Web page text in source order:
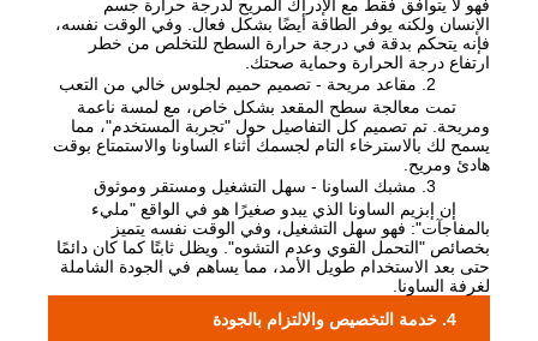
فهو لا يتوافق فقط مع الإدراك المريح لدرجة حرارة جسم
الإنسان ولكنه يوفر الطاقة أيضًا بشكل فعال. وفي الوقت نفسه،
فإنه يتحكم بدقة في درجة حرارة السطح للتخلص من خطر
ارتفاع درجة الحرارة وحماية صحتك.
2. مقاعد مريحة - تصميم حميم لجلوس خالي من التعب
تمت معالجة سطح المقعد بشكل خاص، مع لمسة ناعمة
ومريحة. تم تصميم كل التفاصيل حول "تجربة المستخدم"، مما
يسمح لك بالاسترخاء التام لجسمك أثناء الساونا والاستمتاع بوقت
هادئ ومريح.
3. مشبك الساونا - سهل التشغيل ومستقر وموثوق
إن إبزيم الساونا الذي يبدو صغيرًا هو في الواقع "مليء
بالمفاجآت": فهو سهل التشغيل، وفي الوقت نفسه يتميز
بخصائص "التحمل القوي وعدم التشوه". ويظل ثابتًا كما كان دائمًا
حتى بعد الاستخدام طويل الأمد، مما يساهم في الجودة الشاملة
لغرفة الساونا.
4. خدمة التخصيص والالتزام بالجودة